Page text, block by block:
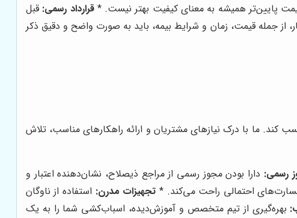
پایین‌تر همیشه به معنای کیفیت بهتر نیست. *قرارداد رسمی: قبل
از جمله قیمت، زمان و شرایط بیمه، باید به صورت واضح و دقیق ذکر
کند. ما با درک نیازهای مشتریان و ارائه راهکارهای مناسب، تلاش
رسمی: دارا بودن مجوز رسمی از مراجع ذیصلاح، نشان‌دهنده اعتبار و
احتمالی راحت می‌کند. * تجهیزات مدرن: استفاده از ناوگان
بهره‌گیری از تیم متخصص و آموزش‌دیده، اسباب‌کشی شما را به یک